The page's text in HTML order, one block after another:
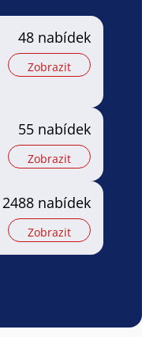
48 nabídek
Zobrazit
55 nabídek
Zobrazit
2488 nabídek
Zobrazit